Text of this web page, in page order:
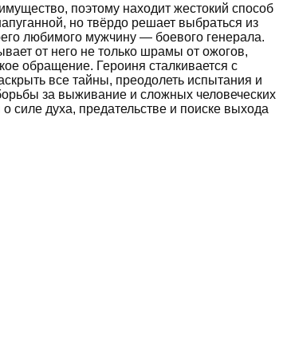
поэтому находит жестокий способ
но твёрдо решает выбраться из
любимого мужчину — боевого генерала.
от него не только шрамы от ожогов,
обращение. Героиня сталкивается с
все тайны, преодолеть испытания и
за выживание и сложных человеческих
духа, предательстве и поиске выхода